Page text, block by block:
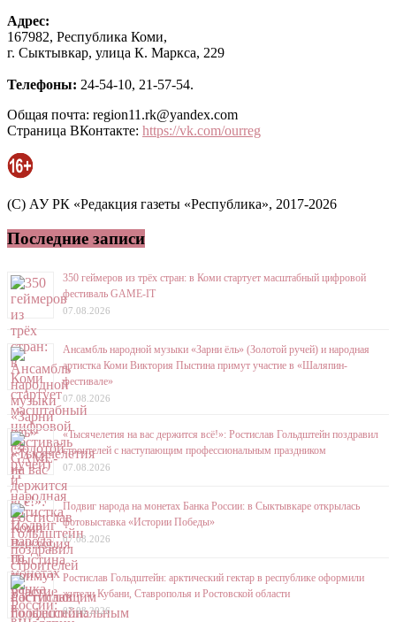
Адрес:
167982, Республика Коми,
г. Сыктывкар, улица К. Маркса, 229
Телефоны: 24-54-10, 21-57-54.
Общая почта: region11.rk@yandex.com
Страница ВКонтакте: https://vk.com/ourreg
(C) АУ РК «Редакция газеты «Республика», 2017-2026
Последние записи
350 геймеров из трёх стран: в Коми стартует масштабный цифровой
фестиваль GAME-IT
07.08.2026
Ансамбль народной музыки «Зарни ёль» (Золотой ручей) и народная
артистка Коми Виктория Пыстина примут участие в «Шаляпин-
фестивале»
07.08.2026
«Тысячелетия на вас держится всё!»: Ростислав Гольдштейн поздравил
строителей с наступающим профессиональным праздником
07.08.2026
Подвиг народа на монетах Банка России: в Сыктывкаре открылась
фотовыставка «Истории Победы»
07.08.2026
Ростислав Гольдштейн: арктический гектар в республике оформили
жители Кубани, Ставрополья и Ростовской области
07.08.2026